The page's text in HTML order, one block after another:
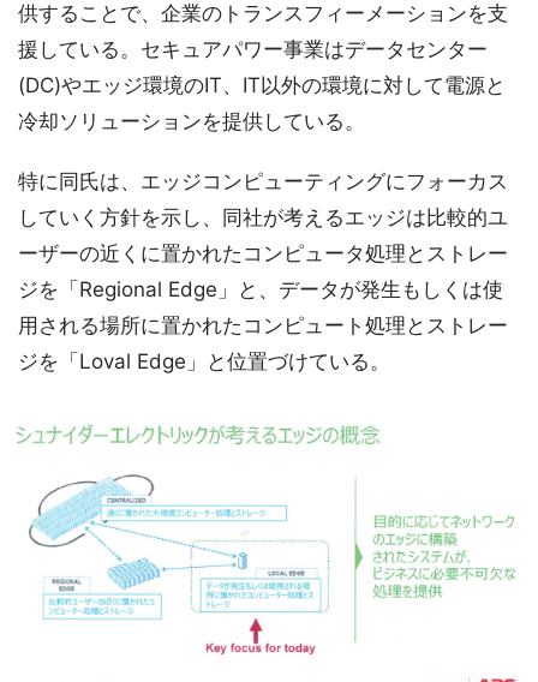
供することで、企業のトランスフィーメーションを支
援している。セキュアパワー事業はデータセンター
(DC)やエッジ環境のIT、IT以外の環境に対して電源と
冷却ソリューションを提供している。
特に同氏は、エッジコンピューティングにフォーカス
していく方針を示し、同社が考えるエッジは比較的ユ
ーザーの近くに置かれたコンピュータ処理とストレー
ジを「Regional Edge」と、データが発生もしくは使
用される場所に置かれたコンピュート処理とストレー
ジを「Loval Edge」と位置づけている。